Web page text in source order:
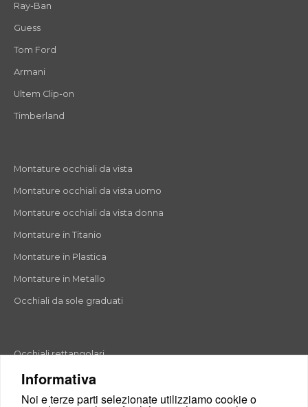
Informativa
Noi e terze parti selezionate utilizziamo cookie o
Ray-Ban
Guess
Tom Ford
Armani
Ultem Clip-on
Timberland
Montature occhiali da vista
Montature occhiali da vista uomo
Montature occhiali da vista donna
Montature in Titanio
Montature in Plastica
Montature in Metallo
Occhiali da sole graduati
Occhiali rettangolari
Occhiali rotondi
Occhiali a goccia